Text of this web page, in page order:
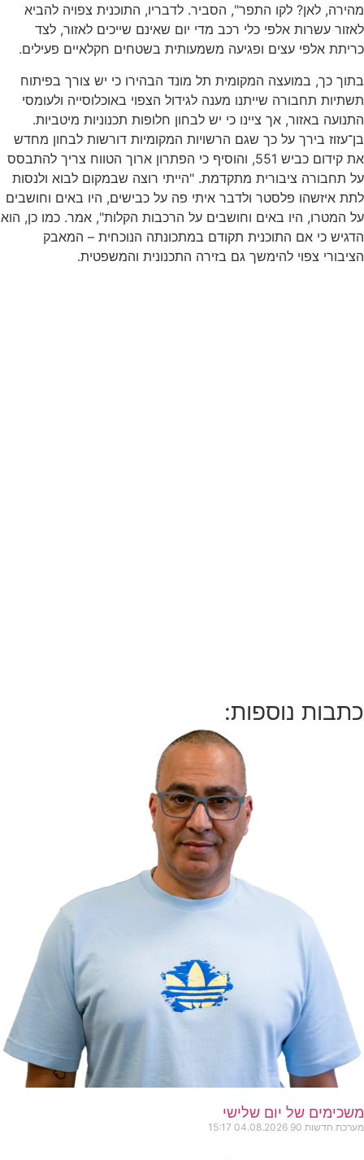
מהירה, לאן? לקו התפר", הסביר. לדבריו, התוכנית צפויה להביא
לאזור עשרות אלפי כלי רכב מדי יום שאינם שייכים לאזור, לצד
כריתת אלפי עצים ופגיעה משמעותית בשטחים חקלאיים פעילים.
בתוך כך, במועצה המקומית תל מונד הבהירו כי יש צורך בפיתוח
תשתיות תחבורה שייתנו מענה לגידול הצפוי באוכלוסייה ולעומסי
התנועה באזור, אך ציינו כי יש לבחון חלופות תכנוניות מיטביות.
בן־עזוז בירך על כך שגם הרשויות המקומיות דורשות לבחון מחדש
את קידום כביש 551, והוסיף כי הפתרון ארוך הטווח צריך להתבסס
על תחבורה ציבורית מתקדמת. "הייתי רוצה שבמקום לבוא ולנסות
לתת איזשהו פלסטר ולדבר איתי פה על כבישים, היו באים וחושבים
על המטרו, היו באים וחושבים על הרכבות הקלות", אמר. כמו כן, הוא
הדגיש כי אם התוכנית תקודם במתכונתה הנוכחית – המאבק
הציבורי צפוי להימשך גם בזירה התכנונית והמשפטית.
כתבות נוספות:
משכימים של יום שלישי
מערכת חדשות 90 04.08.2026
15:17